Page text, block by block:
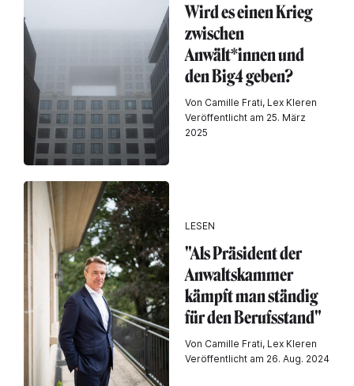
Wird es einen Krieg
zwischen
Anwält*innen und
den Big4 geben?
Von Camille Frati, Lex Kleren
Veröffentlicht am 25. März
2025
LESEN
"Als Präsident der
Anwaltskammer
kämpft man ständig
für den Berufsstand"
Von Camille Frati, Lex Kleren
Veröffentlicht am 26. Aug. 2024